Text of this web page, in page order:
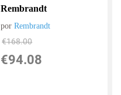
Rembrandt
porRembrandt
€168.00
€94.08